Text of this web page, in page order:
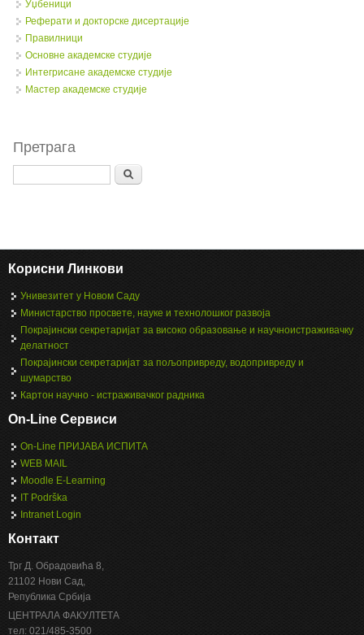
Уџбеници
Реферати и докторске дисертације
Правилници
Oсновне академске студије
Интегрисане академске студије
Мастер академске студије
Претрага
Search
Корисни Линкови
Унивезитет у Новом Саду
Министарство просвете, науке и технолошког развоја
Покрајински секретаријат за високо образовање и научноистраживачку
делатност
Покрајински секретаријат за пољопривреду, водопривреду и
шумарство
Картон научно - истраживачког радника
On-Line Сервиси
On-Line ПРИЈАВА ИСПИТА
WEB MAIL
Moodle E-Learning
IT Podrška
Intranet Login
Контакт
Трг Д. Обрадовића 8,
21102 Нови Сад,
Република Србија
ЦЕНТРАЛА ФАКУЛТЕТА
тел: 021/485-3500